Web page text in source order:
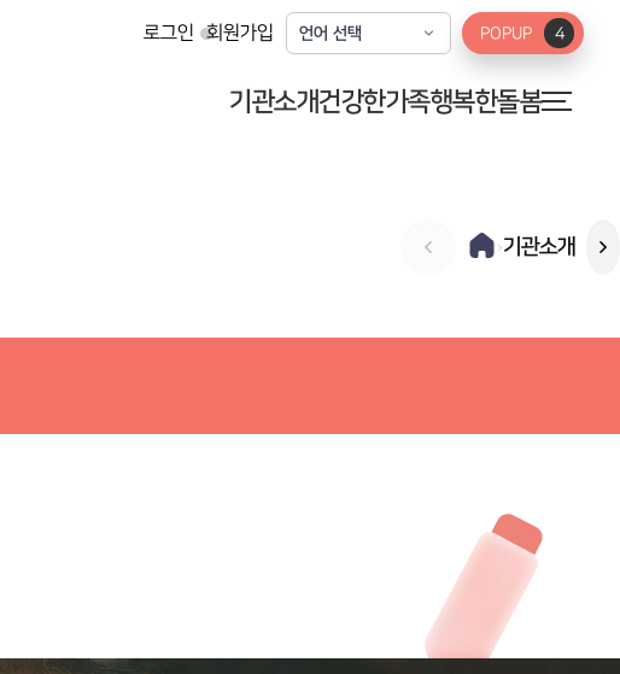
로그인 회원가입
기관소개건강한가족행복한돌봄
›기관소개
POPUP 4